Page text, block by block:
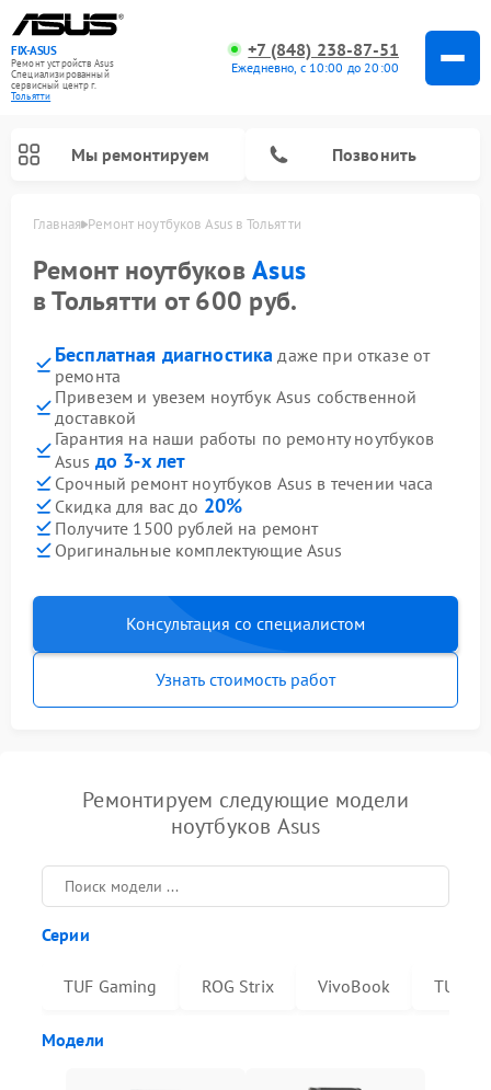
FIX-ASUS
Ремонт устройств Asus
Специализированный
cервисный центр г.
Тольятти
+7 (848) 238-87-51
Ежедневно, с 10:00 до 20:00
Мы ремонтируем Позвонить
Главная Ремонт ноутбуков Asus в Тольятти
Ремонт ноутбуковAsus
в Тольятти от 600 руб.
Бесплатная диагностика даже при отказе от
ремонта
Привезем и увезем ноутбук Asus собственной
доставкой
Гарантия на наши работы по ремонту ноутбуков
Asus до 3-х лет
Срочный ремонт ноутбуков Asus в течении часа
Скидка для вас до 20%
Получите 1500 рублей на ремонт
Оригинальные комплектующие Asus
Консультация со специалистом
Узнать стоимость работ
Ремонтируем следующие модели
ноутбуков Asus
Серии
TUF Gaming ROG Strix VivoBook TUF
Модели